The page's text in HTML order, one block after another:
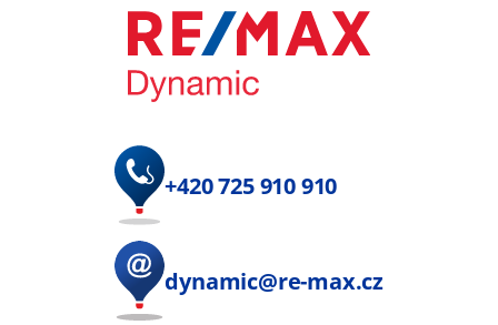
+420 725 910 910
dynamic@re-max.cz